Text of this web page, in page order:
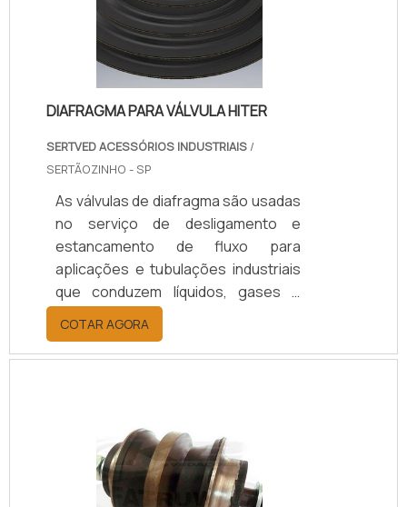
passagem de vários tipos de
corrosivos.O diafragma permite
instalações em posições verticais e.
DIAFRAGMA PARA VÁLVULA HITER
SERTVED ACESSÓRIOS INDUSTRIAIS /
SERTÃOZINHO - SP
As válvulas de diafragma são usadas
no serviço de desligamento e
estancamento de fluxo para
aplicações e tubulações industriais
que conduzem líquidos, gases e
outros fluidos em geral. O diafragma
para válvula Hiter é feito por uma
membrana flexível, geralmente de
tensionada pelo efeito de uma haste
ou compressor com movimento
linear até que o contato seja feito
contra a vedação do corpo.As
COTAR AGORA